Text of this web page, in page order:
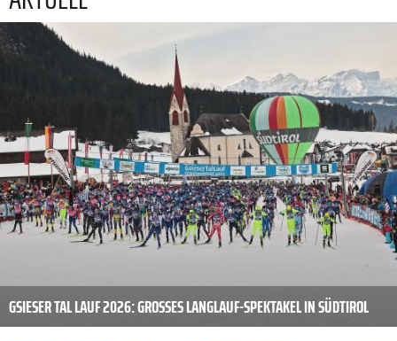
GSIESER TAL LAUF 2026: GROSSES LANGLAUF-SPEKTAKEL IN SÜDTIROL